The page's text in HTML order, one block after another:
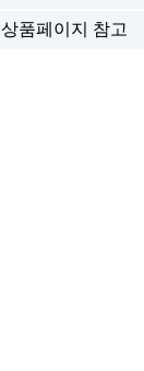
상품페이지 참고